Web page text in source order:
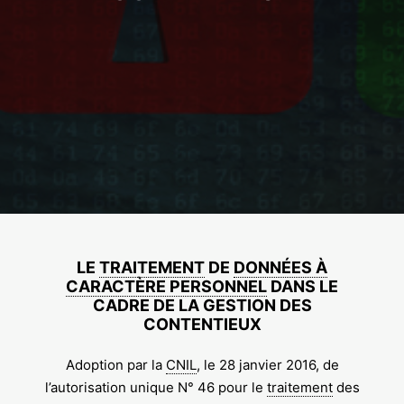
LE TRAITEMENT DE DONNÉES À
CARACTÈRE PERSONNEL DANS LE
CADRE DE LA GESTION DES
CONTENTIEUX
Adoption par la CNIL, le 28 janvier 2016, de
l’autorisation unique N° 46 pour le traitementdes